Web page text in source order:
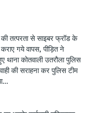
की तत्परता से साइबर फ्रॉड के
गये वापस, पीड़ित ने
कोतवाली उतरौला पुलिस
की सराहना कर पुलिस टीम